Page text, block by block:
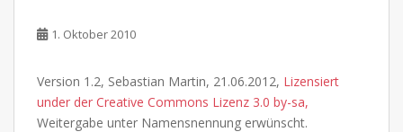
1. Oktober 2010
Version 1.2, Sebastian Martin, 21.06.2012, Lizensiert
under der Creative Commons Lizenz 3.0 by-sa,
Weitergabe unter Namensnennung erwünscht.